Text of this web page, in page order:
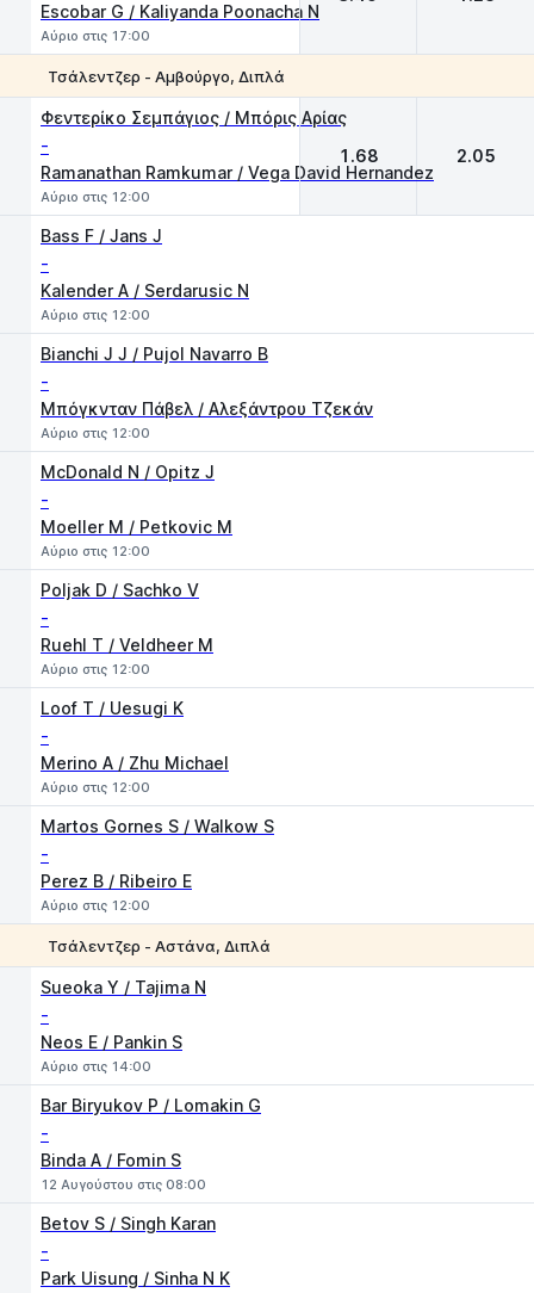
Escobar G / Kaliyanda Poonacha N
Αύριο στις 17:00
Τσάλεντζερ - Αμβούργο, Διπλά
Φεντερίκο Σεμπάγιος / Μπόρις Αρίας
-
Ramanathan Ramkumar / Vega David Hernandez
Αύριο στις 12:00
1.68 2.05
Bass F / Jans J
-
Kalender A / Serdarusic N
Αύριο στις 12:00
Bianchi J J / Pujol Navarro B
-
Μπόγκνταν Πάβελ / Αλεξάντρου Τζεκάν
Αύριο στις 12:00
McDonald N / Opitz J
-
Moeller M / Petkovic M
Αύριο στις 12:00
Poljak D / Sachko V
-
Ruehl T / Veldheer M
Αύριο στις 12:00
Loof T / Uesugi K
-
Merino A / Zhu Michael
Αύριο στις 12:00
Martos Gornes S / Walkow S
-
Perez B / Ribeiro E
Αύριο στις 12:00
Τσάλεντζερ - Αστάνα, Διπλά
Sueoka Y / Tajima N
-
Neos E / Pankin S
Αύριο στις 14:00
Bar Biryukov P / Lomakin G
-
Binda A / Fomin S
12 Αυγούστου στις 08:00
Betov S / Singh Karan
-
Park Uisung / Sinha N K